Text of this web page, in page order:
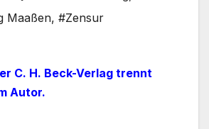
Maaßen, #Zensur
C. H. Beck-Verlag trennt
Autor.